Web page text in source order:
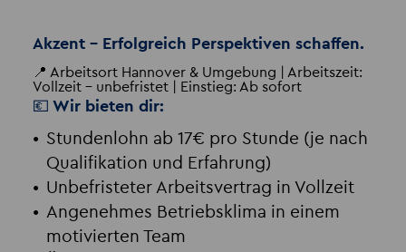
Akzent - Erfolgreich Perspektiven schaffen.
📍 Arbeitsort Hannover & Umgebung | Arbeitszeit:
Vollzeit - unbefristet | Einstieg: Ab sofort
💶 Wir bieten dir:
Stundenlohn ab 17€ pro Stunde (je nach
Qualifikation und Erfahrung)
Unbefristeter Arbeitsvertrag in Vollzeit
Angenehmes Betriebsklima in einem
motivierten Team